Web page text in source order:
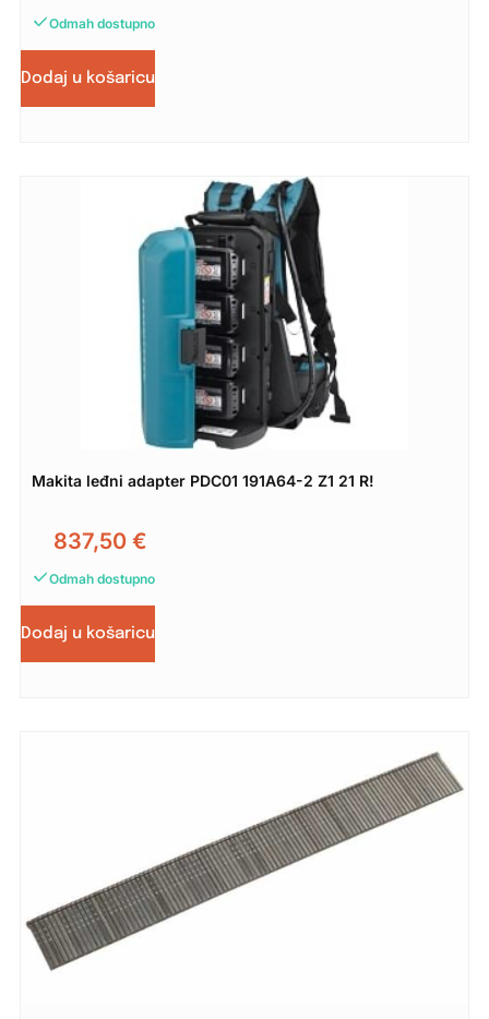
Odmah dostupno
Dodaj u košaricu
Makita leđni adapter PDC01 191A64-2 Z1 21 R!
837,50 €
Odmah dostupno
Dodaj u košaricu